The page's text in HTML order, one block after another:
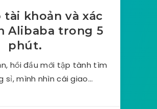
tài khoản và xác
Alibaba trong 5
phút.
hồi đầu mới tập tành tìm
sỉ, mình nhìn cái giao…